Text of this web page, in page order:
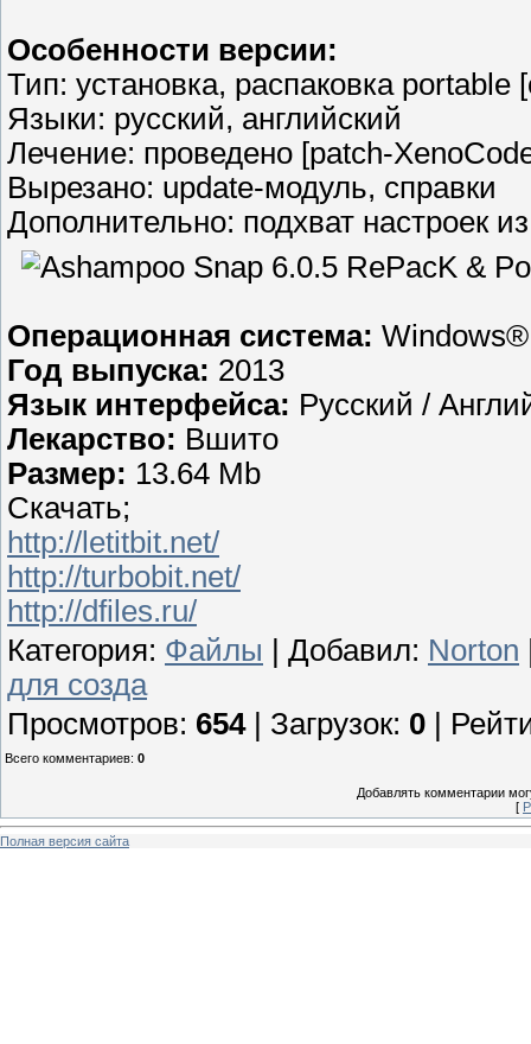
Особенности версии:
Тип: установка, распаковка portable
Языки: русский, английский
Лечение: проведено [patch-
Вырезано: update-модуль, справки
Дополнительно: подхват настроек
Операционная система:
Год выпуска: 2013
Язык интерфейса: Русский /
Лекарство: Вшито
Размер: 13.64 Mb
Скачать;
http://letitbit.net/
http://turbobit.net/
http://dfiles.ru/
Категория: Файлы Добавил: Norton
для созда
Просмотров: 654| Загрузок: 0
Всего комментариев: 0
Добавлять комментарии
[
Полная версия сайта